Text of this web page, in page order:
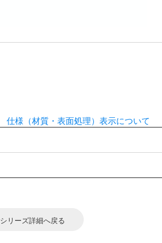
仕様（材質・表面処理）表示について
シリーズ詳細へ戻る